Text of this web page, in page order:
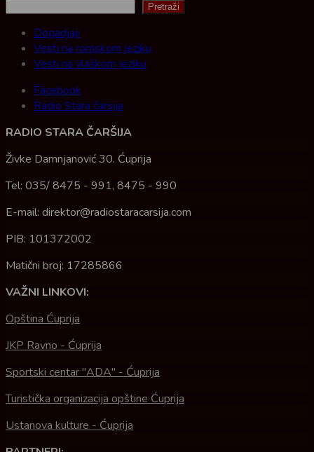
Pretraži
Dogadjaji
Vesti na romskom jeziku
Vesti na vlaškom jeziku
Facebook
Radio Stara čarsija
RADIO STARA ČARŠIJA
Živke Damnjanović 30. Ćuprija
Tel: 035/ 8475 - 991, 8475 - 990
E-mail: direktor@radiostaracarsija.com
PIB: 101372002
Matični broj: 17285866
VAŽNI LINKOVI:
Opština Ćuprija
JKP Ravno - Ćuprija
Sportski centar "ADA" - Ćuprija
Turistička organizacija opštine Ćuprija
Ustanova kulture - Ćuprija